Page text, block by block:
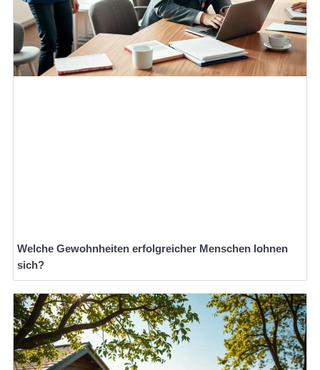
Welche Gewohnheiten erfolgreicher Menschen lohnen
sich?